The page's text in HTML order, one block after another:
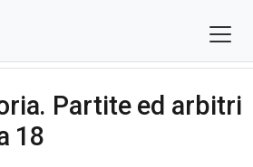
Partite ed arbitri
18